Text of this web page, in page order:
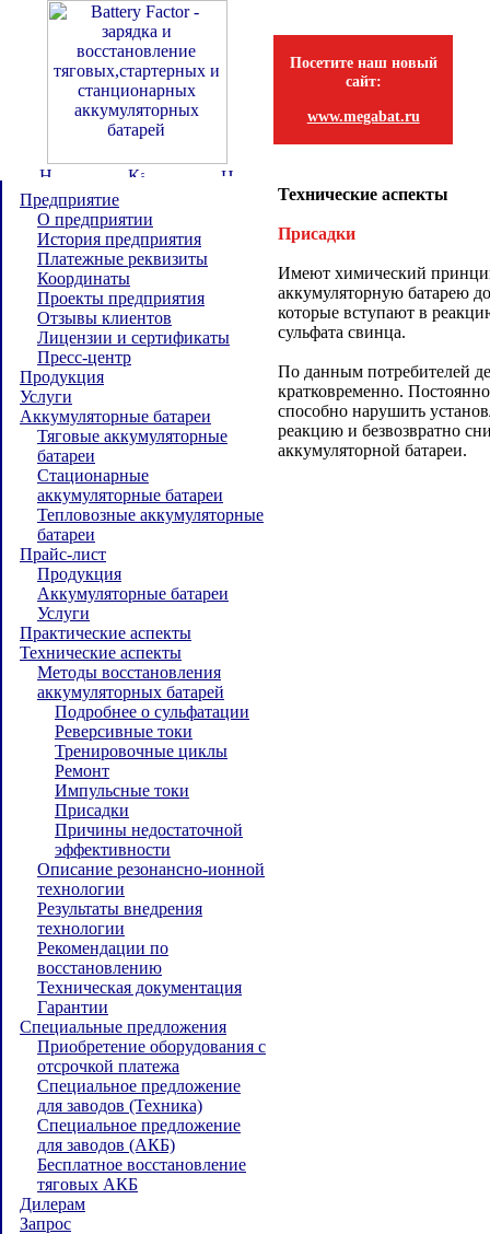
Посетите наш новый
сайт:
www.megabat.ru
Предприятие
О предприятии
История предприятия
Платежные реквизиты
Координаты
Проекты предприятия
Отзывы клиентов
Лицензии и сертификаты
Пресс-центр
Продукция
Услуги
Аккумуляторные батареи
Тяговые аккумуляторные
батареи
Стационарные
аккумуляторные батареи
Тепловозные аккумуляторные
батареи
Прайс-лист
Продукция
Аккумуляторные батареи
Услуги
Практические аспекты
Технические аспекты
Методы восстановления
аккумуляторных батарей
Подробнее о сульфатации
Реверсивные токи
Тренировочные циклы
Ремонт
Импульсные токи
Присадки
Причины недостаточной
эффективности
Описание резонансно-ионной
технологии
Результаты внедрения
технологии
Рекомендации по
восстановлению
Техническая документация
Гарантии
Специальные предложения
Приобретение оборудования с
отсрочкой платежа
Специальное предложение
для заводов (Техника)
Специальное предложение
для заводов (АКБ)
Бесплатное восстановление
тяговых АКБ
Дилерам
Запрос
Технические аспекты
Присадки
Имеют химический
аккумуляторную батарею
которые вступают в
сульфата свинца.
По данным потребителей
кратковременно.
способно нарушить
реакцию и безвозвратно
аккумуляторной батареи.